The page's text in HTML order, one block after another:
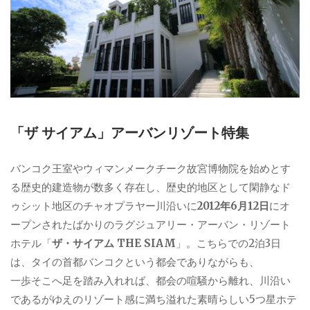
「ザ サイアム」アーバンリゾート特集
バンコク王室やウィマンメークチーク故宮博物院を始めとす
る歴史的建造物が数多く存在し、歴史的地区として閑静なド
ゥシット地区のチャオプラヤー川沿いに2012年6月12日にオ
ープンされたばかりのラグジュアリー・アーバン・リゾート
ホテル「ザ・サイアム THE SIAM 」。こちらでの2泊3日
は、タイの首都バンコクという都会でありながらも、
一歩そこへ足を踏み入れれば、都会の喧騒から離れ、川沿い
であるがゆえのリゾート感に満ち溢れた素晴らしい5つ星ホテ